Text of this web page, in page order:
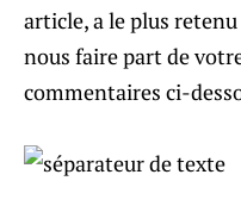
article, a le plus
nous faire part de
commentaires ci-